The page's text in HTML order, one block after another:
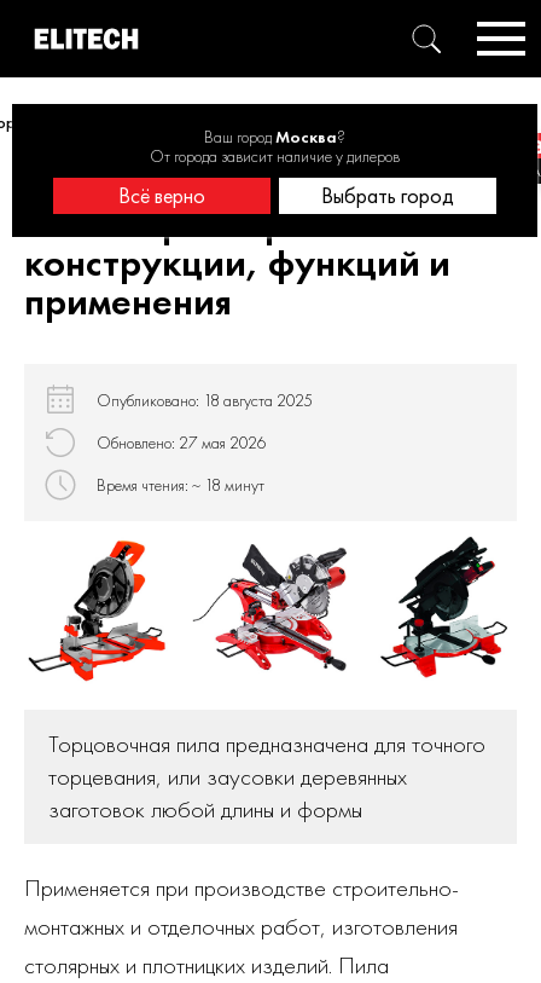
Ваш городМосква?
От города зависит наличие у дилеров
Всё верно Выбрать город
пил: полный разбор конструкции, функций и применения
Виды торцовочных пил:
полный разбор
конструкции, функций и
применения
Опубликовано: 18 августа 2025
Обновлено: 27 мая 2026
Время чтения: ~ 18 минут
Торцовочная пила предназначена для точного
торцевания, или заусовки деревянных
заготовок любой длины и формы
Применяется при производстве строительно-
монтажных и отделочных работ, изготовления
столярных и плотницких изделий. Пила